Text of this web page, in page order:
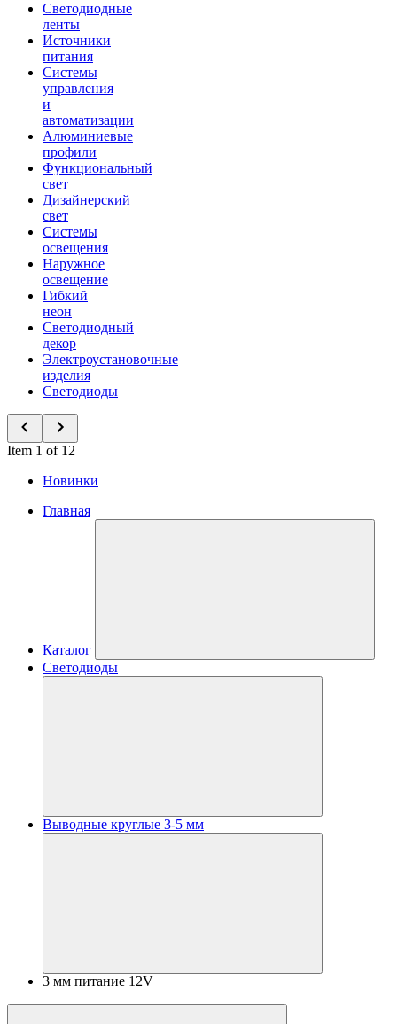
Светодиодные
ленты
Источники
питания
Системы
управления
и
автоматизации
Алюминиевые
профили
Функциональный
свет
Дизайнерский
свет
Системы
освещения
Наружное
освещение
Гибкий
неон
Светодиодный
декор
Электроустановочные
изделия
Светодиоды
Item 1 of 12
Новинки
Главная
Каталог
Светодиоды
Выводные круглые 3-5 мм
3 мм питание 12V